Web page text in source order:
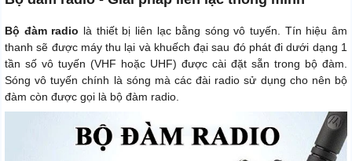
Bộ đàm radio là thiết bị liên lạc bằng sóng vô tuyến. Tín hiệu âm
thanh sẽ được máy thu lại và khuếch đại sau đó phát đi dưới dạng 1
tần số vô tuyến (VHF hoặc UHF) được cài đặt sẵn trong bộ đàm.
Sóng vô tuyến chính là sóng mà các đài radio sử dụng cho nên bộ
đàm còn được gọi là bộ đàm radio.